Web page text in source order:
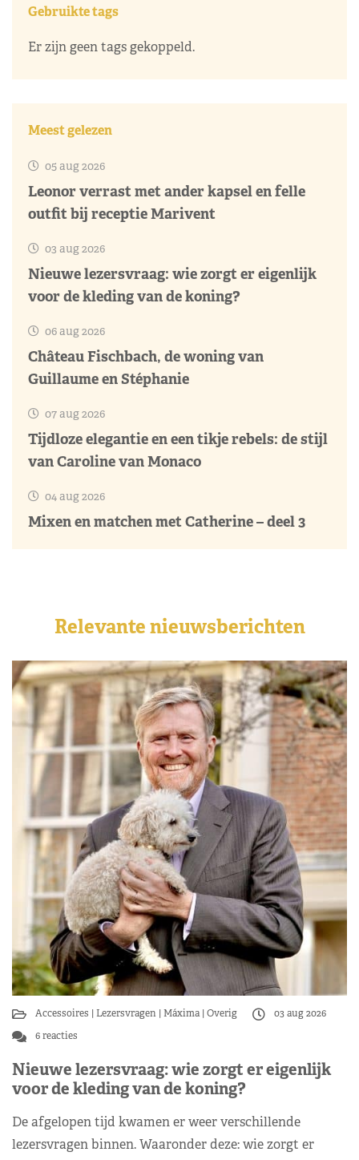
Gebruikte tags
Er zijn geen tags gekoppeld.
Meest gelezen
05 aug 2026
Leonor verrast met ander kapsel en felle
outfit bij receptie Marivent
03 aug 2026
Nieuwe lezersvraag: wie zorgt er eigenlijk
voor de kleding van de koning?
06 aug 2026
Château Fischbach, de woning van
Guillaume en Stéphanie
07 aug 2026
Tijdloze elegantie en een tikje rebels: de stijl
van Caroline van Monaco
04 aug 2026
Mixen en matchen met Catherine – deel 3
Relevante nieuwsberichten
Accessoires Lezersvragen Máxima Overig
03 aug 2026
6 reacties
Nieuwe lezersvraag: wie zorgt er eigenlijk
voor de kleding van de koning?
De afgelopen tijd kwamen er weer verschillende
lezersvragen binnen. Waaronder deze: wie zorgt er